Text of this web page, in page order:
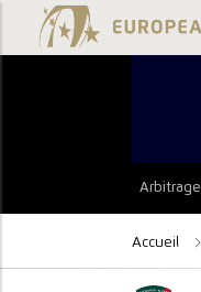
Arbitrage
Accueil